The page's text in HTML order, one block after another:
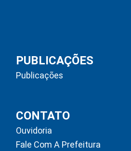
PUBLICAÇÕES
Publicações
CONTATO
Ouvidoria
Fale Com A Prefeitura